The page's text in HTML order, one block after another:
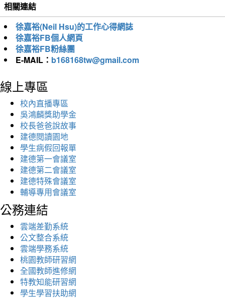
相關連結
徐嘉裕(Neil Hsu)的工作心得網誌
徐嘉裕FB個人網頁
徐嘉裕FB粉絲團
E-MAIL： b168168tw@gmail.com
線上專區
校內直播專區
吳鴻麟獎助學金
校長爸爸說故事
建德閱讀園地
學生病假回報單
建德第一會議室
建德第二會議室
建德特殊會議室
輔導專用會議室
公務連結
雲端差勤系統
公文整合系統
雲端學務系統
桃園教師研習網
全國教師進修網
特教知能研習網
學生學習扶助網